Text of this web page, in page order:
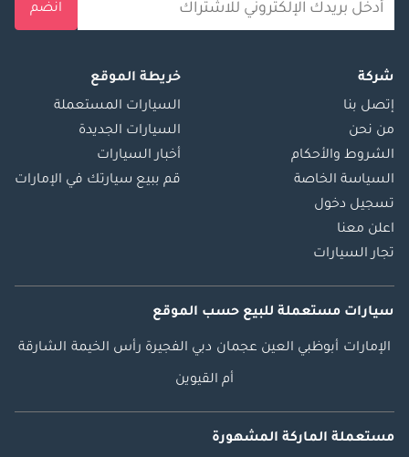
انضم
شركة
إتصل بنا
من نحن
الشروط والأحكام
السياسة الخاصة
تسجيل دخول
اعلن معنا
تجار السيارات
خريطة الموقع
السيارات المستعملة
السيارات الجديدة
أخبار السيارات
قم ببيع سيارتك في الإمارات
سيارات مستعملة للبيع حسب الموقع
الإمارات أبوظبي العين عجمان دبي الفجيرة رأس الخيمة الشارقة
أم القيوين
مستعملة الماركة المشهورة